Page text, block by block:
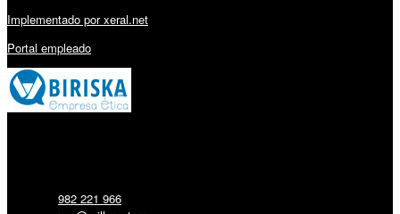
Implementado por xeral.net
Portal empleado
982 221 966